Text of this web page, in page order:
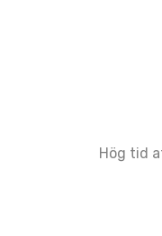
Hög tid